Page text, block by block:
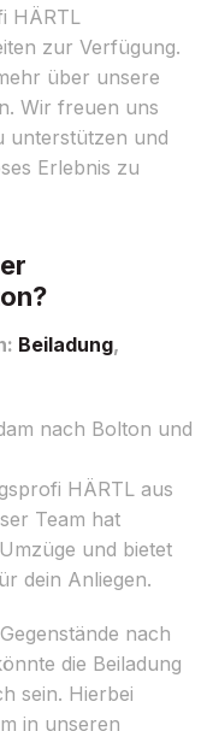
HÄRTL
zur Verfügung.
über unsere
Wir freuen uns
unterstützen und
Erlebnis zu
Beiladung,
nach Bolton und
HÄRTL aus
Team hat
und bietet
dein Anliegen.
nach
die Beiladung
sein. Hierbei
in unseren